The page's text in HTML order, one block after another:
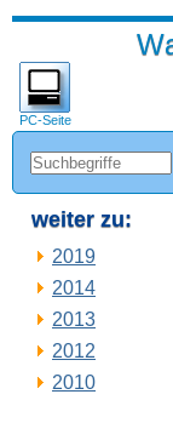
PC-Seite
weiter zu:
2019
2014
2013
2012
2010